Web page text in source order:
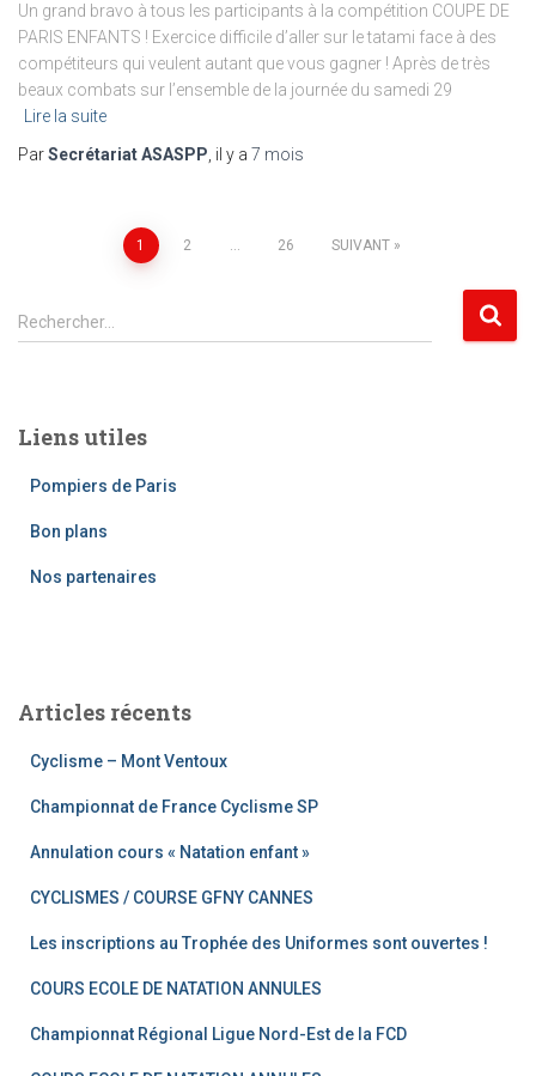
Un grand bravo à tous les participants à la compétition COUPE DE
PARIS ENFANTS ! Exercice difficile d’aller sur le tatami face à des
compétiteurs qui veulent autant que vous gagner ! Après de très
beaux combats sur l’ensemble de la journée du samedi 29
Lire la suite
ParSecrétariat ASASPP , il y a 7 mois
Pagination
des
1 2 … 26 SUIVANT
R
e
r
Rechercher…
Liens utiles
Pompiers de Paris
Bon plans
Nos partenaires
Articles récents
Cyclisme – Mont Ventoux
Championnat de France Cyclisme SP
Annulation cours « Natation enfant »
CYCLISMES / COURSE GFNY CANNES
Les inscriptions au Trophée des Uniformes sont ouvertes !
COURS ECOLE DE NATATION ANNULES
Championnat Régional Ligue Nord-Est de la FCD